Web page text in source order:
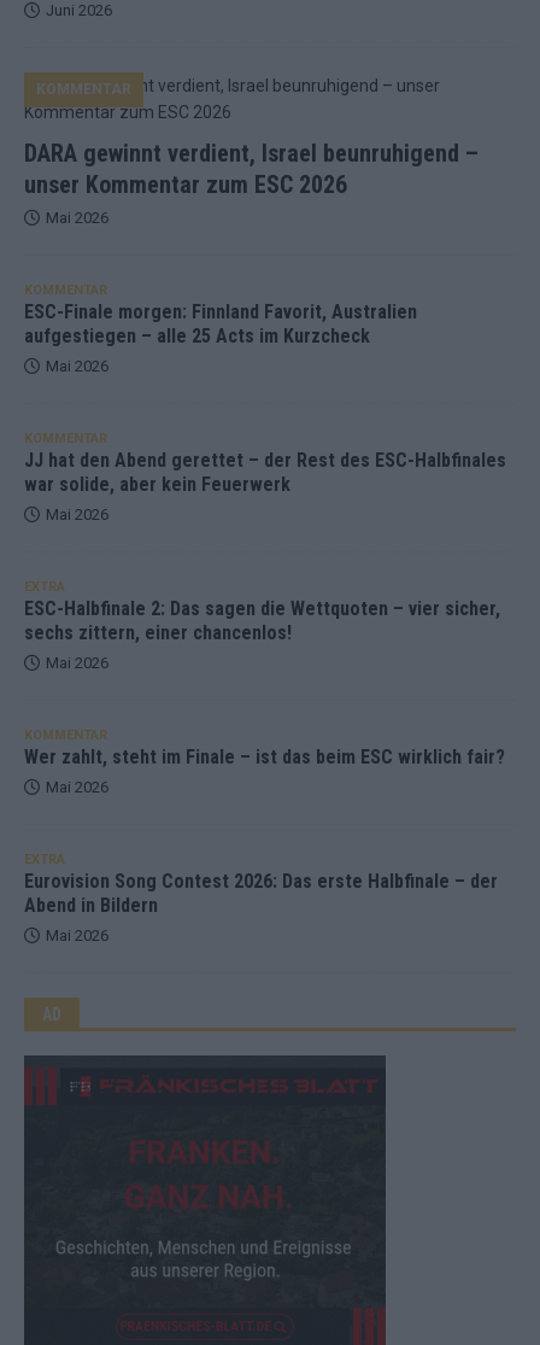
Juni 2026
DARA gewinnt verdient, Israel beunruhigend –
unser Kommentar zum ESC 2026
KOMMENTAR
Mai 2026
KOMMENTAR
ESC-Finale morgen: Finnland Favorit, Australien
aufgestiegen – alle 25 Acts im Kurzcheck
Mai 2026
KOMMENTAR
JJ hat den Abend gerettet – der Rest des ESC-Halbfinales
war solide, aber kein Feuerwerk
Mai 2026
EXTRA
ESC-Halbfinale 2: Das sagen die Wettquoten – vier sicher,
sechs zittern, einer chancenlos!
Mai 2026
KOMMENTAR
Wer zahlt, steht im Finale – ist das beim ESC wirklich fair?
Mai 2026
EXTRA
Eurovision Song Contest 2026: Das erste Halbfinale – der
Abend in Bildern
Mai 2026
AD